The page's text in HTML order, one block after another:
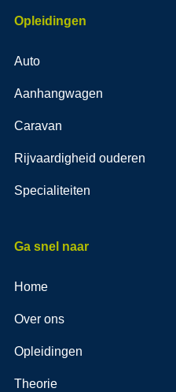
Opleidingen
Auto
Aanhangwagen
Caravan
Rijvaardigheid ouderen
Specialiteiten
Ga snel naar
Home
Over ons
Opleidingen
Theorie